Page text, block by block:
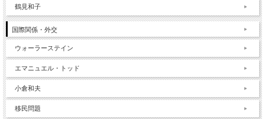
鶴見和子
国際関係・外交
ウォーラーステイン
エマニュエル・トッド
小倉和夫
移民問題